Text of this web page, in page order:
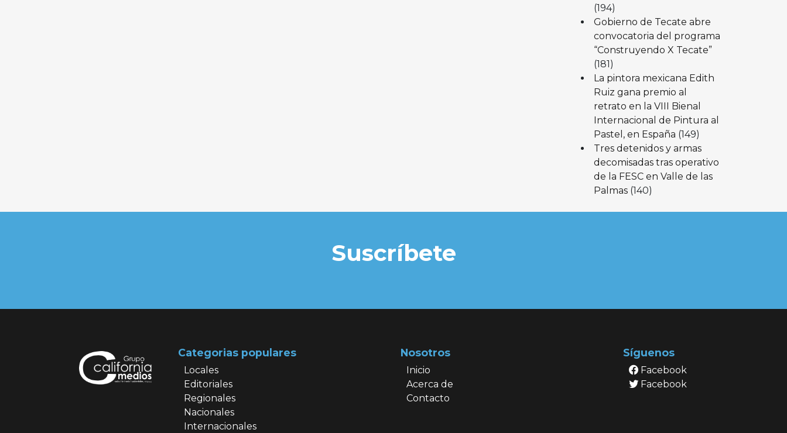
(194)
Gobierno de Tecate abre
convocatoria del programa
“Construyendo X Tecate”
(181)
La pintora mexicana Edith
Ruiz gana premio al
retrato en la VIII Bienal
Internacional de Pintura al
Pastel, en España (149)
Tres detenidos y armas
decomisadas tras operativo
de la FESC en Valle de las
Palmas (140)
Suscríbete
Categorias populares
Locales
Editoriales
Regionales
Nacionales
Internacionales
Nosotros
Inicio
Acerca de
Contacto
Síguenos
Facebook
Facebook